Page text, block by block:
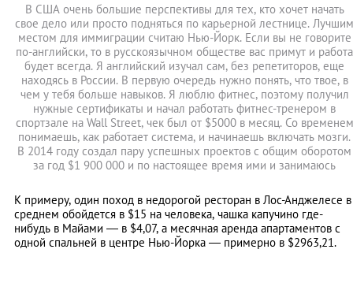
В США очень большие перспективы для тех, кто хочет начать
свое дело или просто подняться по карьерной лестнице. Лучшим
местом для иммиграции считаю Нью-Йорк. Если вы не говорите
по-английски, то в русскоязычном обществе вас примут и работа
будет всегда. Я английский изучал сам, без репетиторов, еще
находясь в России. В первую очередь нужно понять, что твое, в
чем у тебя больше навыков. Я люблю фитнес, поэтому получил
нужные сертификаты и начал работать фитнес-тренером в
спортзале на Wall Street, чек был от $5000 в месяц. Со временем
понимаешь, как работает система, и начинаешь включать мозги.
В 2014 году создал пару успешных проектов с общим оборотом
за год $1 900 000 и по настоящее время ими и занимаюсь
К примеру, один поход в недорогой ресторан в Лос-Анджелесе в
среднем обойдется в $15 на человека, чашка капучино где-
нибудь в Майами — в $4,07, а месячная аренда апартаментов с
одной спальней в центре Нью-Йорка — примерно в $2963,21.